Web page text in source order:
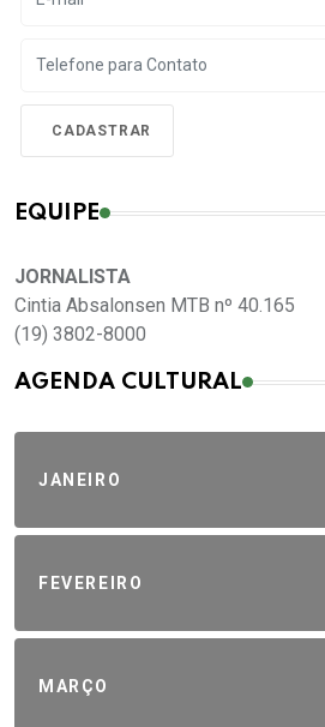
EQUIPE
JORNALISTA
Cintia Absalonsen MTB nº 40.165
(19) 3802-8000
AGENDA CULTURAL
JANEIRO
FEVEREIRO
MARÇO